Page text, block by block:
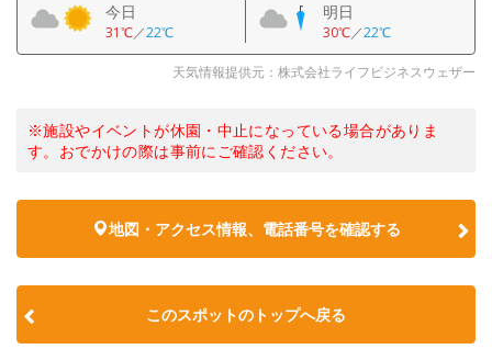
今日
31℃／22℃
明日
30℃／22℃
天気情報提供元：株式会社ライフビジネスウェザー
※施設やイベントが休園・中止になっている場合がありま
す。おでかけの際は事前にご確認ください。
地図・アクセス情報、電話番号を確認する
このスポットのトップへ戻る